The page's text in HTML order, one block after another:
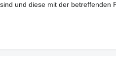
und diese mit der betreffenden